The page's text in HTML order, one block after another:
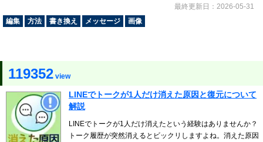
最終更新日：2026-05-31
編集
方法 書き換え メッセージ 画像
119352 view
LINEでトークが1人だけ消えた原因と復元について
解説
LINEでトークが1人だけ消えたという経験はありませんか？
トーク履歴が突然消えるとビックリしますよね。消えた原因